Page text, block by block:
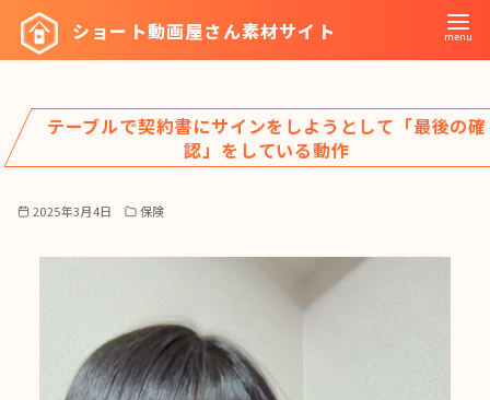
ツ
へ
ショート動画屋さん素材サイト
テーブルで契約書にサインをしようとして「最後の確
認」をしている動作
2025年3月4日 保険